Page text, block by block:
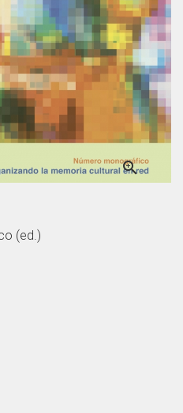

(ed.)